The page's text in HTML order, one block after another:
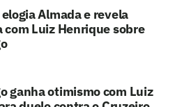
Almada e revela
com Luiz Henrique sobre
ganha otimismo com Luiz